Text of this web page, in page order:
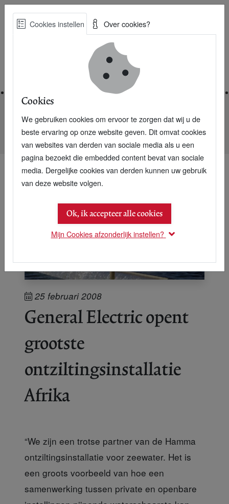
Skip
Best Practices voor een duurzame toekomst
Nieuwsarchief
General Electric opent grootste ontziltingsinstallatie Afrika
25 februari 2008
General Electric opent
grootste
ontziltingsinstallatie
Afrika
“We zijn een trotse partner van de Hamma
ontziltingsinstallatie voor zeewater. Het is
een groots voorbeeld van hoe een
samenwerking tussen private en openbare
Cookies instellen Over cookies?
Cookies
We gebruiken cookies om ervoor te zorgen dat wij u de
beste ervaring op onze website geven. Dit omvat cookies
van websites van derden van sociale media als u een
pagina bezoekt die embedded content bevat van sociale
media. Dergelijke cookies van derden kunnen uw gebruik
van deze website volgen.
Ok, ik accepteer alle cookies
Mijn Cookies afzonderlijk instellen?